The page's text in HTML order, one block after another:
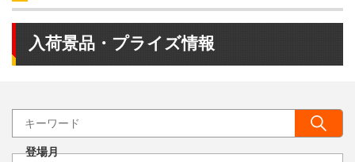
入荷景品・プライズ情報
登場月